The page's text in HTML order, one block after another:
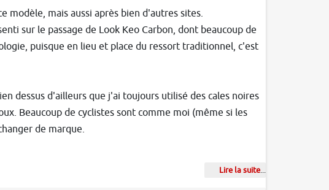
modèle, mais aussi après bien d'autres sites.
sur le passage de Look Keo Carbon, dont beaucoup de
puisque en lieu et place du ressort traditionnel, c'est
dessus d'ailleurs que j'ai toujours utilisé des cales noires
Beaucoup de cyclistes sont comme moi (même si les
de marque.
Lire la suite...